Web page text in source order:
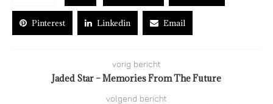
Pinterest Linkedin Email
vorig bericht
Jaded Star – Memories From The Future
volgend bericht